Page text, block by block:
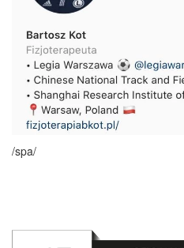
/spa/